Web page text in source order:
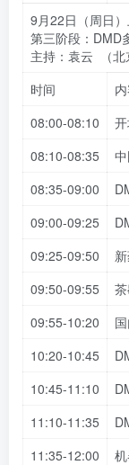
9月22日（周日
第三阶段：DMD
主持：袁云 （北
时间
08:00-08:10
08:10-08:35
08:35-09:00
09:00-09:25
09:25-09:50
09:50-09:55
09:55-10:20
10:20-10:45
10:45-11:10
11:10-11:35
11:35-12:00